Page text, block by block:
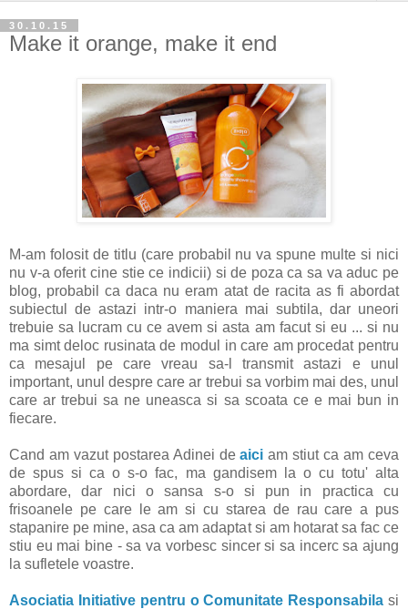
30.10.15
Make it orange, make it end
M-am folosit de titlu (care probabil nu va spune multe si nici
nu v-a oferit cine stie ce indicii) si de poza ca sa va aduc pe
blog, probabil ca daca nu eram atat de racita as fi abordat
subiectul de astazi intr-o maniera mai subtila, dar uneori
trebuie sa lucram cu ce avem si asta am facut si eu ... si nu
ma simt deloc rusinata de modul in care am procedat pentru
ca mesajul pe care vreau sa-l transmit astazi e unul
important, unul despre care ar trebui sa vorbim mai des, unul
care ar trebui sa ne uneasca si sa scoata ce e mai bun in
fiecare.
Cand am vazut postarea Adinei deaici am stiut ca am ceva
de spus si ca o s-o fac, ma gandisem la o cu totu' alta
abordare, dar nici o sansa s-o si pun in practica cu
frisoanele pe care le am si cu starea de rau care a pus
stapanire pe mine, asa ca am adaptat si am hotarat sa fac ce
stiu eu mai bine - sa va vorbesc sincer si sa incerc sa ajung
la sufletele voastre.
Asociatia Initiative pentru o Comunitate Responsabila si